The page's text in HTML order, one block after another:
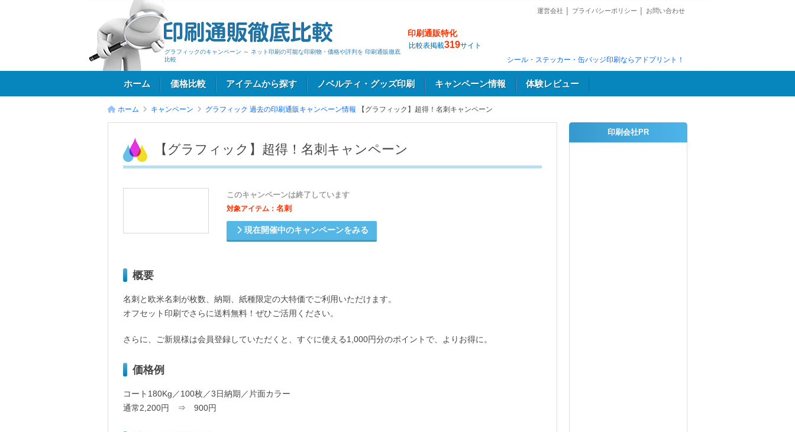
グラフィックのキャンペーン ～ ネット印刷の可能な印刷物・価格や評判を 印刷通販徹底
比較
印刷通販特化
比較表掲載319サイト
運営会社 プライバシーポリシー お問い合わせ
シール・ステッカー・缶バッジ印刷ならアドプリント！
ホーム 価格比較 アイテムから探す ノベルティ・グッズ印刷 キャンペーン情報 体験レビュー
ホーム キャンペーン グラフィック 過去の印刷通販キャンペーン情報 【グラフィック】超得！名刺キャンペーン
【グラフィック】超得！名刺キャンペーン
このキャンペーンは終了しています
対象アイテム： 名刺
現在開催中のキャンペーンをみる
概要
名刺と欧米名刺が枚数、納期、紙種限定の大特価でご利用いただけます。
オフセット印刷でさらに送料無料！ぜひご活用ください。
さらに、ご新規様は会員登録していただくと、すぐに使える1,000円分のポイントで、よりお得に。
価格例
コート180Kg／100枚／3日納期／片面カラー
通常2,200円 ⇒ 900円
印刷会社PR